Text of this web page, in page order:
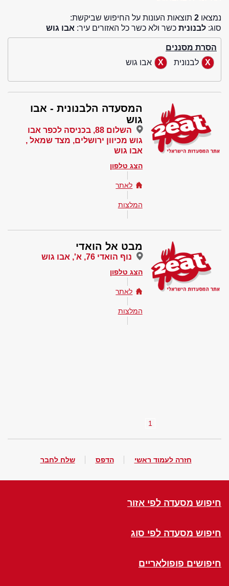
נמצאו 2 תוצאות העונות על החיפוש שביקשת:
סוג: לבנונית כשר ולא כשר כל האזורים עיר: אבו גוש
הסרת מסננים
לבנונית
אבו גוש
המסעדה הלבנונית - אבו
גוש
השלום 88, בכניסה לכפר אבו
גוש מכיוון ירושלים, מצד שמאל ,
אבו גוש
הצג טלפון
לאתר
המלצות
מבט אל הואדי
נוף הואדי 76, א', אבו גוש
הצג טלפון
לאתר
המלצות
1
חזרה לעמוד ראשי הדפס שלח לחבר
חיפוש מסעדה לפי אזור
חיפוש מסעדה לפי סוג
חיפושים פופולאריים